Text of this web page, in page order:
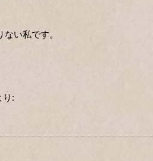
い私です。
り: